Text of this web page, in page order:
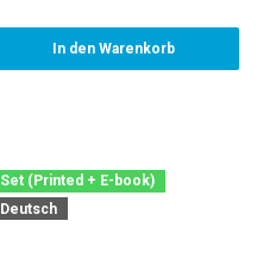
In den Warenkorb
Set (Printed + E-book)
Deutsch